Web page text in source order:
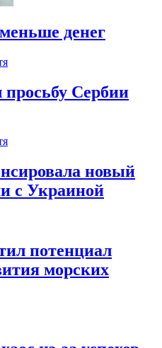
денег
просьбу Сербии
новый
с Украиной
потенциал
морских